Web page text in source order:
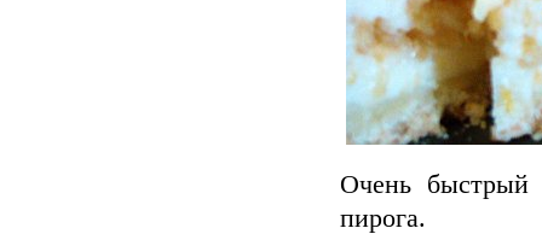
Очень быстрый
пирога.